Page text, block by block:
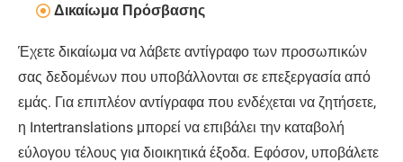
Δικαίωμα Πρόσβασης
Έχετε δικαίωμα να λάβετε αντίγραφο των προσωπικών
σας δεδομένων που υποβάλλονται σε επεξεργασία από
εμάς. Για επιπλέον αντίγραφα που ενδέχεται να ζητήσετε,
η Intertranslations μπορεί να επιβάλει την καταβολή
εύλογου τέλους για διοικητικά έξοδα. Εφόσον, υποβάλετε